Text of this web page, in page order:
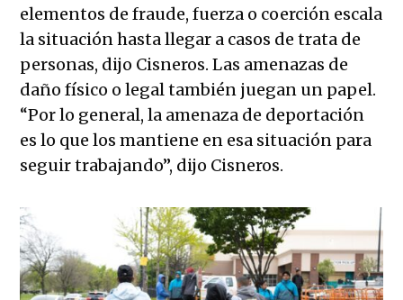
elementos de fraude, fuerza o coerción escala
la situación hasta llegar a casos de trata de
personas, dijo Cisneros. Las amenazas de
daño físico o legal también juegan un papel.
“Por lo general, la amenaza de deportación
es lo que los mantiene en esa situación para
seguir trabajando”, dijo Cisneros.